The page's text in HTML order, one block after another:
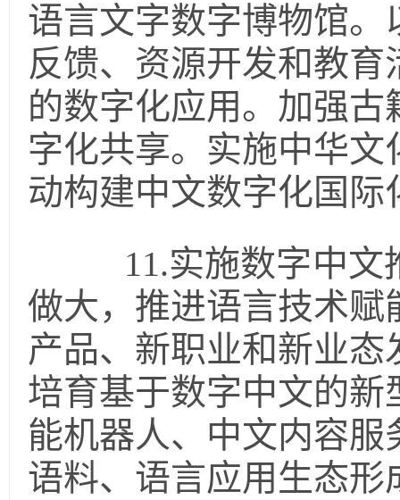
语言文字数字博物馆
反馈、资源开发和教
的数字化应用。加强
字化共享。实施中华
动构建中文数字化国
11.实施数字中文
做大，推进语言技术
产品、新职业和新业
培育基于数字中文的
能机器人、中文内容
语料、语言应用生态